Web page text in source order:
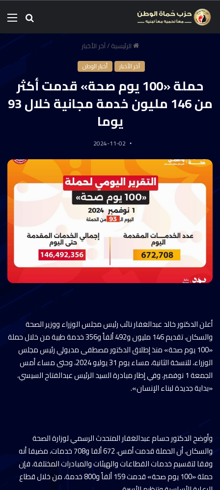
الرئيسية/آخر الأخبار
آخر الأخبار أخبار الوطن
حملة «100 يوم صحة» قدمت أكثر
من 146 مليون خدمة مجانية خلال 93
يوما
2024-11-02
أعلن الدكتور خالد عبدالغفار نائب رئيس مجلس الوزراء ووزير الصحة
والسكان، تقديم 146 مليون و492 ألفاً و356 خدمة طبية من خلال حملة
«100 يوم صحة» منذ إطلاق الدكتور مصطفى مدبولي رئيس مجلس
الوزراء، للنسخة الثانية، مساء يوم 31 يوليو 2024، وحتى مساء أمس
الجمعة 1 نوفمبر، وفي إطار مبادرة السيد الرئيس عبدالفتاح السيسي،
«بداية جديدة لبناء الإنسان».
وأوضح الدكتور حسام عبدالغفار المتحدث الرسمي لوزارة الصحة
والسكان، أن الحملة قدمت أمس، 672 ألفا و708 خدمات، مضيفا أنه
وفقا لتقسيم خدمات القطاعات والهيئات والمبادرات المختلفة، فإن
حملة «100 يوم صحة» قدمت 159 ألفاً و800 خدمة، من خلال قطاع